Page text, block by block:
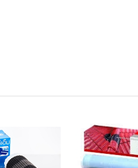
khí hậu nhiệt đới, đã được